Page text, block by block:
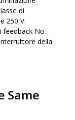
di
250 V.
feedback No.
della
Same